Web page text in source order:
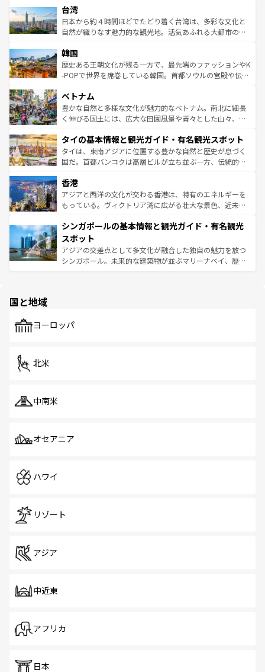
人々、おいしいローカルフードやハワイアンミュージッ
ク、伝統的なフラダンスなど、すべてがハワイの魅力を彩
っている。訪れるたびに新しい発見と感動が待っているハ
はコンテンツ一覧
リアリーフや大陸中央部にそびえるウルル（エアーズロッ
ク）、タスマニアの美しい原生林やケアンズの熱帯雨林な
ど、見どころがたくさん。また、カフェやワイン、オージ
いる。アクティビティも充実しており、サーフィンやダイ
ビング、ハイキングなど、アウトドア好きにはたまらな
い。オーストラリアの多彩な魅力を存分に味わいつくそ
参照してほしい。
台湾
日本から約４時間ほどでたどり着く台湾は、多彩な文化と
自然が織りなす魅力的な観光地。活気あふれる大都市の台
ン）、静ひつな山岳地帯である台湾東部など、都市の喧騒
と山間の静けさが共存しており、訪れる人に新しい発見と
驚きをもたらしてくれる。また、奥深い台湾の食文化も魅
容にもいいと評判のスイーツなど、バラエティ豊かな料理
が味わえる。 なお、新着の台湾情報は コンテンツ一覧を参
照してほしい。
韓国
歴史ある王朝文化が残る一方で、最先端のファッションやK
-POPで世界を席巻している韓国。首都ソウルの宮殿や伝統
き、地方に足を延ばせば四季折々の自然美を楽しむことが
できる。そして、キムチや焼肉、絶品のストリートフード
まで、さまざまな韓国料理が待っている。夜には、韓国な
リティに包まれながら、韓国の多彩な魅力を心ゆくまで味
わってみてほしい。 なお、新着の韓国情報はコンテンツ一
覧を参照してほしい。
ベトナム
豊かな自然と多様な文化が魅力的なベトナム。南北に細長
く伸びる国土には、広大な田園風景や青々とした山々、世
急速な発展と共に伝統が息づく。ハノイの古い町並みやホ
ーチミン市のフランス統治時代の建物も、独特の雰囲気を
醸し出している。また、バラエティの豊かさとおいしさで
とつ。フォーやバインミー、ベトナムコーヒーなどは、ぜ
ひ現地で味わいたい。どの地域を訪れてもあたたかい人々
が旅行者を迎えてくれるので、きっと忘れられない旅にな
参照してほしい。
タイの基本情報と観光ガイド・有名観光スポット
タイは、東南アジアに位置する豊かな自然と歴史が息づく
国だ。首都バンコクは高層ビルが立ち並ぶ一方、伝統的な
の活気が交差している。北部ではチェンマイなどの山岳地
帯で自然と触れ合い、南部ではプーケットやクラビの美し
いビーチでリゾート気分を楽しむことができる。タイ料理
激する。気候は一年中温暖で、どの季節にも異なる楽しみ
が待っている。親しみやすいタイの人々、仏教を中心とし
た文化、そして多様な観光資源が、訪れる旅人を魅了し続
ける。 なお、新着のタイ情報はコンテンツ一覧を参照して
香港
アジアと西洋の文化が交わる香港は、特有のエネルギーを
もっている。ヴィクトリア湾に広がる壮大な景色、近未来
み、どこを訪れても感動するはず。観光スポットが密集し
ており、効率よく見どころを回れるのも魅力。息をのむよ
うな絶景から文化的な体験まで、香港を存分に楽しみ尽く
そう。 なお、新着の香港情報はコンテンツ一覧を参照して
シンガポールの基本情報と観光ガイド・有名観光
スポット
アジアの交差点として多文化が融合した独自の魅力を放つ
シンガポール。未来的な建築物が並ぶマリーナベイ、歴史
で、ホーカーズは地元の風情を楽しめる外せないスポット
国と地域
ヨーロッパ
北米
中南米
オセアニア
ハワイ
リゾート
アジア
中近東
アフリカ
日本